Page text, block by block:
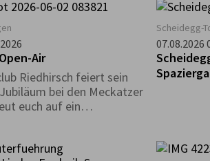
in
Realität
inneres
Air
Riedhirsch feiert sein
bei den Meckatzer
euch auf ein
Scheidegg-
07.08.2026